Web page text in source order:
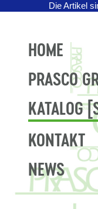
Die Artikel
HOME
PRASCO
KATALOG
KONTAKT
NEWS